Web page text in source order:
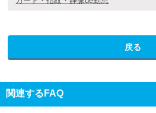
戻る
関連するFAQ